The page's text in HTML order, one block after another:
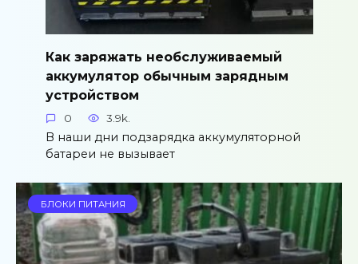
Как заряжать необслуживаемый
аккумулятор обычным зарядным
устройством
0 3.9k.
В наши дни подзарядка аккумуляторной
батареи не вызывает
БЛОКИ ПИТАНИЯ